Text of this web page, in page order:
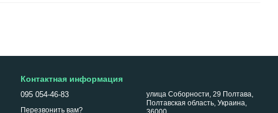
Контактная информация
095 054-46-83
Перезвонить вам?
улица Соборности, 29 Полтава,
Полтавская область, Украина,